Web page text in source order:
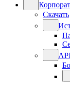
Скачать